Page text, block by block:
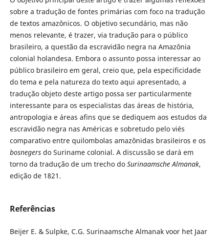
sobre a tradução de fontes primárias com foco na tradução
de textos amazônicos. O objetivo secundário, mas não
menos relevante, é trazer, via tradução para o público
brasileiro, a questão da escravidão negra na Amazônia
colonial holandesa. Embora o assunto possa interessar ao
público brasileiro em geral, creio que, pela especificidade
do tema e pela natureza do texto aqui apresentado, a
tradução objeto deste artigo possa ser particularmente
interessante para os especialistas das áreas de história,
antropologia e áreas afins que se dediquem aos estudos da
escravidão negra nas Américas e sobretudo pelo viés
comparativo entre quilombolas amazônidas brasileiros e os
bosnegersdo Suriname colonial. A discussão se dará em
torno da tradução de um trecho do Surinaamsche Almanak,
edição de 1821.
Referências
Beijer E. & Sulpke, C.G. Surinaamsche Almanak voor het Jaar